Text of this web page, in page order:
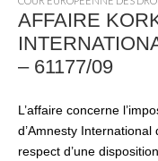
AFFAIRE
– 61177/09
L’affaire concerne
d’Amnesty
respect d’une